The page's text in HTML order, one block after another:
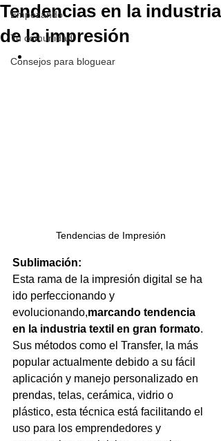
Empezando
Tu comunidad
Consejos para bloguear
Tendencias en la industria
de la impresión
Tendencias de Impresión
Sublimación:
Esta rama de la impresión digital se ha
ido perfeccionando y
evolucionando,marcando tendencia
en la industria textil en gran formato.
Sus métodos como el Transfer, la más
popular actualmente debido a su fácil
aplicación y manejo personalizado en
prendas, telas, cerámica, vidrio o
plástico, esta técnica está facilitando el
uso para los emprendedores y